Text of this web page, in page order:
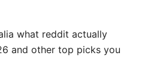
what reddit actually
and other top picks you